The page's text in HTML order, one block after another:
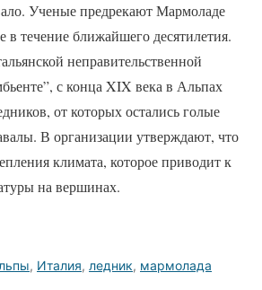
Ученые предрекают Мармоладе
в течение ближайшего десятилетия.
неправительственной
с конца XIX века в Альпах
от которых остались голые
В организации утверждают, что
климата, которое приводит к
на вершинах.
, Италия, ледник, мармолада